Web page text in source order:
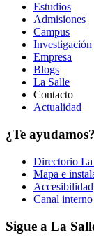
Estudios
Admisiones
Campus
Investigación
Empresa
Blogs
La Salle
Contacto
Actualidad
¿Te ayudamos?
Directorio La
Mapa e
Accesibilidad
Canal
Sigue a La